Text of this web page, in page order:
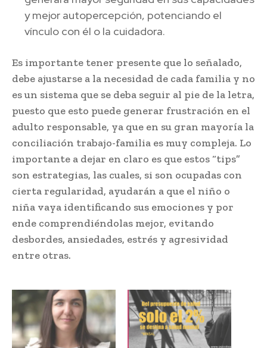
y mejor autopercepción, potenciando el
vínculo con él o la cuidadora.
Es importante tener presente que lo señalado,
debe ajustarse a la necesidad de cada familia y no
es un sistema que se deba seguir al pie de la letra,
puesto que esto puede generar frustración en el
adulto responsable, ya que en su gran mayoría la
conciliación trabajo-familia es muy compleja. Lo
importante a dejar en claro es que estos “tips”
son estrategias, las cuales, si son ocupadas con
cierta regularidad, ayudarán a que el niño o
niña vaya identificando sus emociones y por
ende comprendiéndolas mejor, evitando
desbordes, ansiedades, estrés y agresividad
entre otras.